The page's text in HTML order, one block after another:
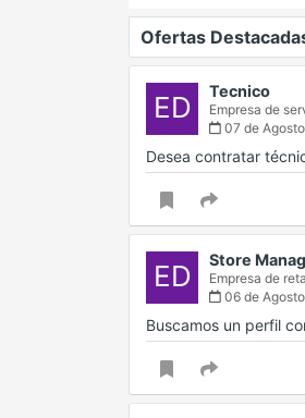
Ofertas
ED Tecnico
Empresa de
07 de
Desea contratar
ED Store
Empresa de
06 de
Buscamos un perfil